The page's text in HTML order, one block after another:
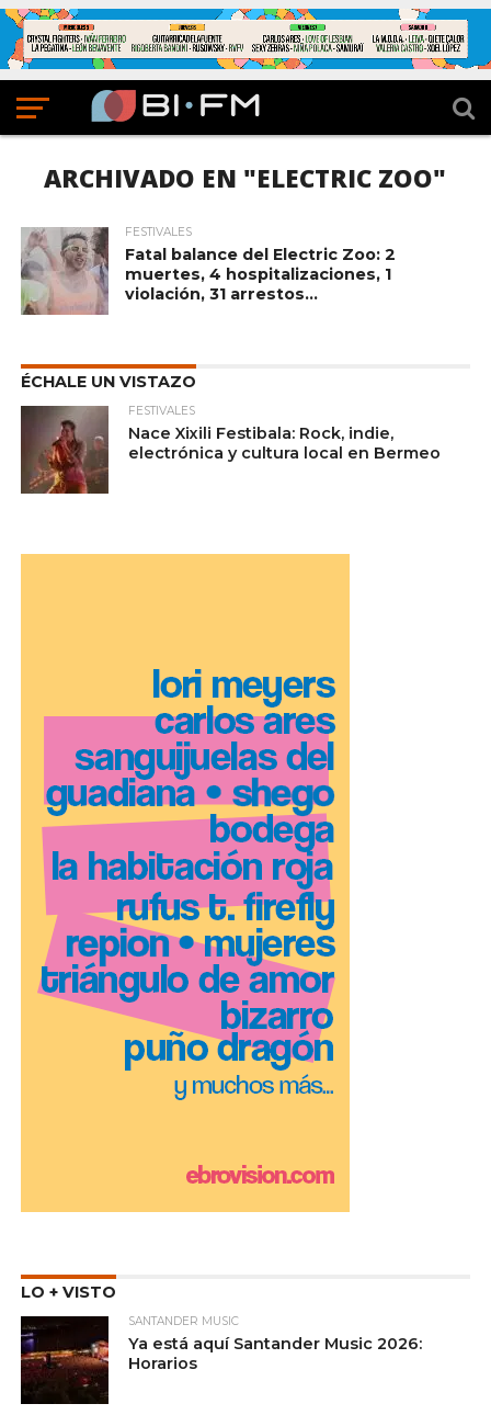
ARCHIVADO EN "ELECTRIC ZOO"
FESTIVALES
Fatal balance del Electric Zoo: 2
muertes, 4 hospitalizaciones, 1
violación, 31 arrestos…
ÉCHALE UN VISTAZO
FESTIVALES
Nace Xixili Festibala: Rock, indie,
electrónica y cultura local en Bermeo
LO + VISTO
SANTANDER MUSIC
Ya está aquí Santander Music 2026:
Horarios